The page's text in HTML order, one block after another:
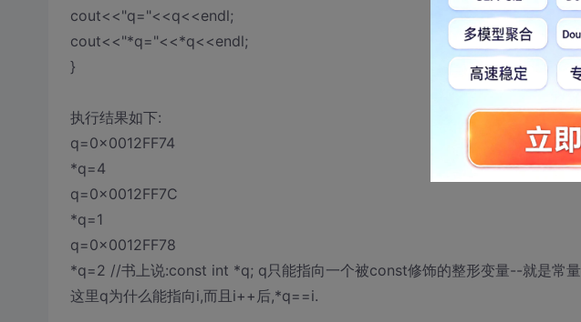
cout<<"q="<<q<<endl;
cout<<"*q="<<*q<<endl;
}
执行结果如下:
q=0x0012FF74
*q=4
q=0x0012FF7C
*q=1
q=0x0012FF78
*q=2 //书上说:const int *q; q只能指向一个被const修饰的整形变量--就是常量
这里q为什么能指向i,而且i++后,*q==i.